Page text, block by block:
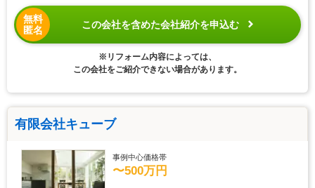
無料
匿名
この会社を含めた会社紹介を申込む
※リフォーム内容によっては、
この会社をご紹介できない場合があります。
有限会社キューブ
事例中心価格帯
〜500万円